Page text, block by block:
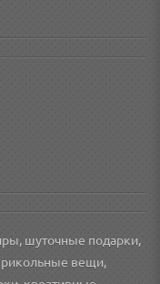
шуточные подарки,
вещи,